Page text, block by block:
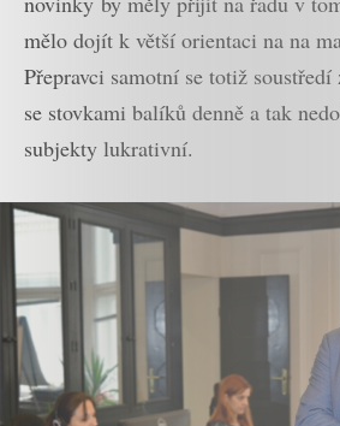
mělo dojít k větší orientaci na na
Přepravci samotní se totiž soustředí
se stovkami balíků denně a tak
subjekty lukrativní.